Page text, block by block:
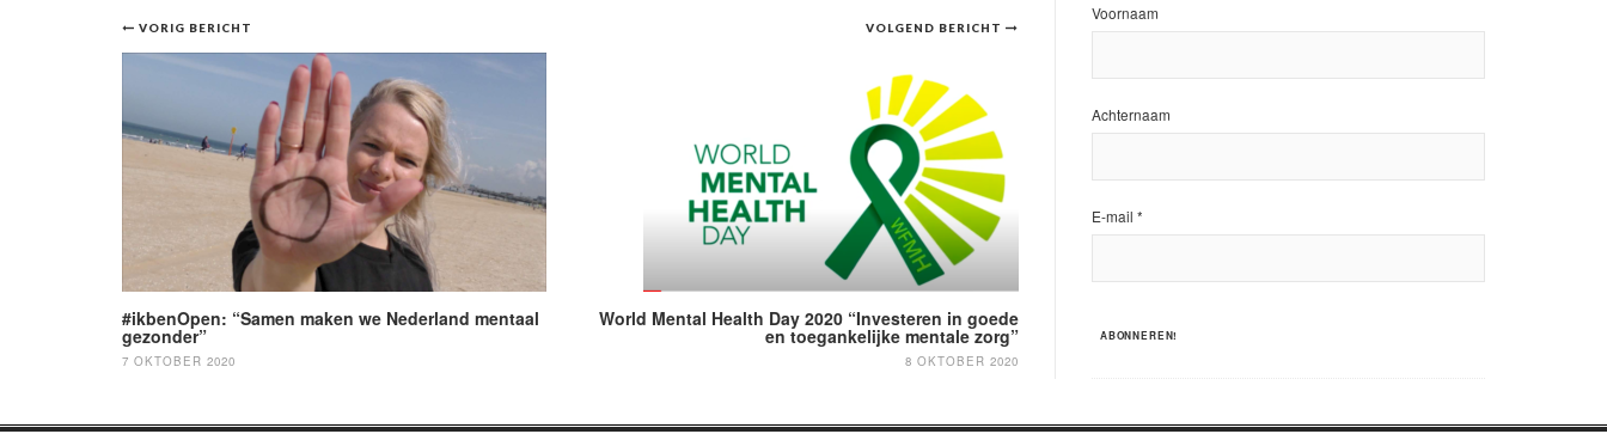
Bericht
navigatie
VOLGEND BERICHT
World Mental Health Day 2020 “Investeren in goede
en toegankelijke mentale zorg”
8 OKTOBER 2020
VORIG BERICHT
#ikbenOpen: “Samen maken we Nederland mentaal
gezonder”
7 OKTOBER 2020
Voornaam
Achternaam
E-mail *